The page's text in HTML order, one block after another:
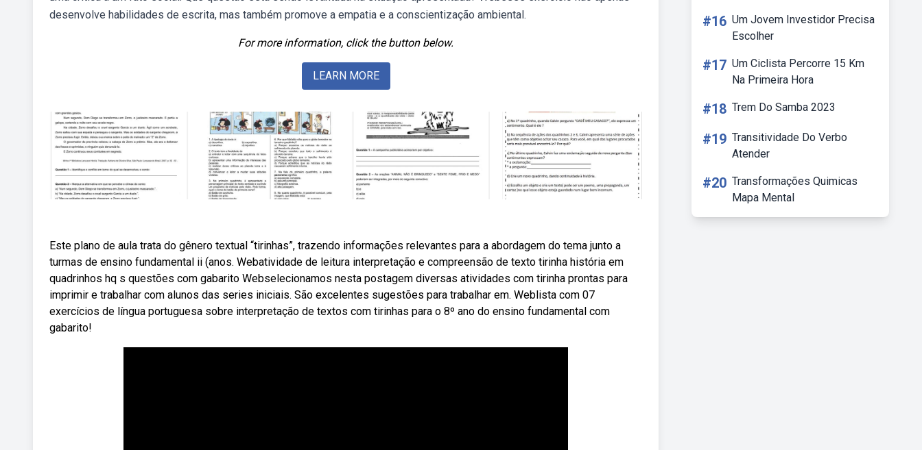
desenvolve habilidades de escrita, mas também promove a empatia e a conscientização ambiental.
For more information, click the button below.
LEARN MORE
Este plano de aula trata do gênero textual “tirinhas”, trazendo informações relevantes para a abordagem do tema junto a
turmas de ensino fundamental ii (anos. Webatividade de leitura interpretação e compreensão de texto tirinha história em
quadrinhos hq s questões com gabarito Webselecionamos nesta postagem diversas atividades com tirinha prontas para
imprimir e trabalhar com alunos das series iniciais. São excelentes sugestões para trabalhar em. Weblista com 07
exercícios de língua portuguesa sobre interpretação de textos com tirinhas para o 8º ano do ensino fundamental com
gabarito!
#16 Um Jovem Investidor Precisa
Escolher
#17 Um Ciclista Percorre 15 Km
Na Primeira Hora
#18 Trem Do Samba 2023
#19 Transitividade Do Verbo
Atender
#20 Transformações Quimicas
Mapa Mental